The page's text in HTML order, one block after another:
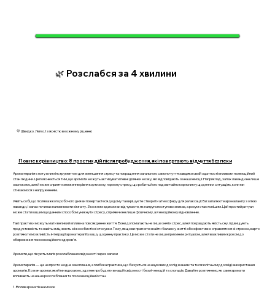
🌿 Розслабся за 4 хвилини
💛 Швидко. Легко. І з ясністю в кожному рішенні.
Повне керівництво: 8 простих дій після пробудження, які повертають відчуття безпеки
Ароматерапія є потужним інструментом для зменшення стресу та покращення загального самопочуття завдяки своїй здатності впливати на емоційний
стан людини. Це пояснюється тим, що аромати можуть активувати певні ділянки мозку, які відповідають за наші емоції. Наприклад, запах лаванди не лише
заспокоює, але й може сприяти зниженню рівня кортизолу, гормону стресу, що робить його надзвичайно корисним у щоденних ситуаціях, коли ми
стикаємося з напруженням.
Уявіть собі, що після важкого робочого дня ви повертаєтеся додому та вирішуєте створити атмосферу для релаксації. Ви запалюєте аромалампу з олією
лаванди, і запах починає наповнювати кімнату. З кожним вдихом ви відчуваєте, як напруга поступово зникає, а розум стає яснішим. Цей простий ритуал
може стати вашим щоденним способом уникнути стресу, сприяючи не лише фізичному, а й емоційному відновленню.
Такі практики можуть мати великий вплив на повсякденне життя. Вони допомагають не лише зняти стрес, але й покращують якість сну, підвищують
продуктивність та навіть зміцнюють міжособистісні стосунки. Тому, якщо ви прагнете знайти баланс у житті або ефективно справлятися зі стресом, варто
розглянути можливість інтеграції ароматерапії у вашу щоденну практику. Це може стати не лише приємним ритуалом, але й важливим кроком до
збереження психоемоційного здоров'я.
Аромати, що лікують: магія розслаблення свідомості через запахи
Ароматерапія — це не просто модне захоплення, а глибока практика, що базується на наукових дослідженнях та тисячолітньому досвіді використання
ароматів. Кожен аромат, який ми вдихаємо, здатен пробудити в нашій свідомості безліч емоцій та спогадів. Давайте розглянемо, як саме аромати
впливають на наше розслаблення та психоемоційний стан.
1. Вплив ароматів на мозок